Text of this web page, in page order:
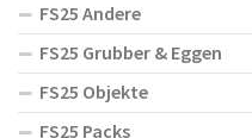
FS25 Andere
FS25 Grubber & Eggen
FS25 Objekte
FS25 Packs